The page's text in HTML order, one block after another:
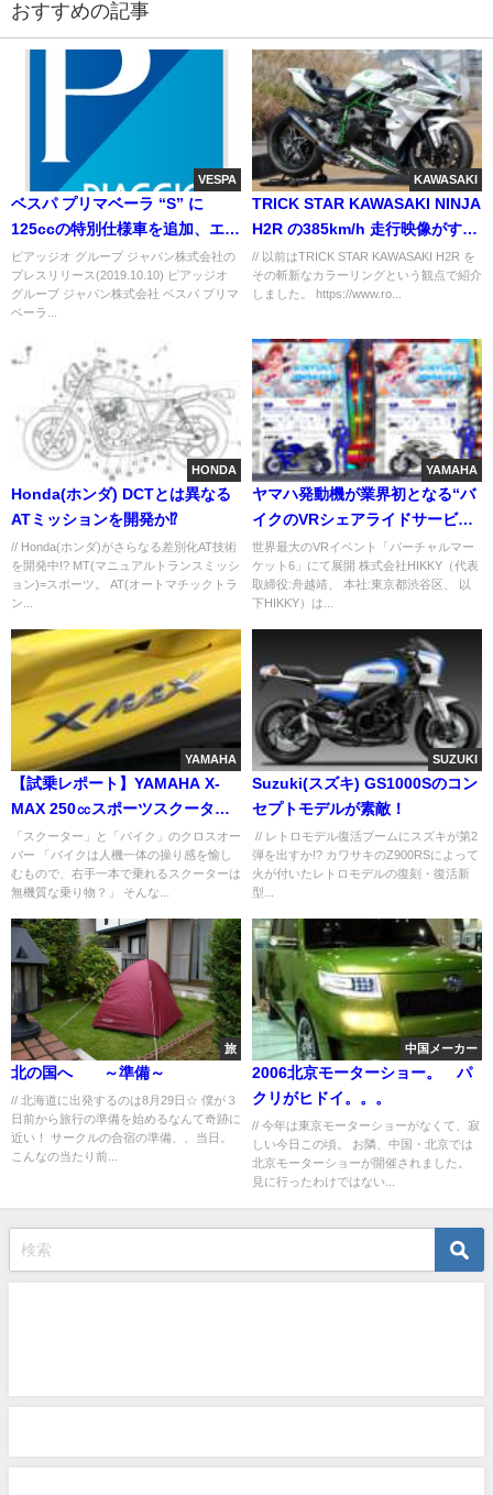
おすすめの記事
VESPA
ベスパ プリマベーラ “S” に
125ccの特別仕様車を追加、エレ
ガントでダイナミックなスポー
ティベスパ
ピアッジオ グループ ジャパン株式会社の
プレスリリース(2019.10.10) ピアッジオ
グループ ジャパン株式会社 ベスパ プリマ
ベーラ...
KAWASAKI
TRICK STAR KAWASAKI NINJA
H2R の385km/h 走行映像がすご
い。
// 以前はTRICK STAR KAWASAKI H2R を
その斬新なカラーリングという観点で紹介
しました。 https://www.ro...
HONDA
Honda(ホンダ) DCTとは異なる
ATミッションを開発か⁉
// Honda(ホンダ)がさらなる差別化AT技術
を開発中!? MT(マニュアルトランスミッシ
ョン)=スポーツ。 AT(オートマチックトラ
ン...
YAMAHA
ヤマハ発動機が業界初となる“バ
イクのVRシェアライドサービ
ス”を提供！
世界最大のVRイベント「バーチャルマー
ケット6」にて展開 株式会社HIKKY（代表
取締役:舟越靖、 本社:東京都渋谷区、 以
下HIKKY）は...
YAMAHA
【試乗レポート】YAMAHA X-
MAX 250㏄スポーツスクーター
に∞の可能性
「スクーター」と「バイク」のクロスオー
バー 「バイクは人機一体の操り感を愉し
むもので、右手一本で乗れるスクーターは
無機質な乗り物？」 そんな...
SUZUKI
Suzuki(スズキ) GS1000Sのコン
セプトモデルが素敵！
// レトロモデル復活ブームにスズキが第2
弾を出すか!? カワサキのZ900RSによって
火が付いたレトロモデルの復刻・復活新
型...
旅
北の国へ ～準備～
// 北海道に出発するのは8月29日☆ 僕が３
日前から旅行の準備を始めるなんて奇跡に
近い！ サークルの合宿の準備、、当日。
こんなの当たり前...
中国メーカー
2006北京モーターショー。 パ
クリがヒドイ。。。
// 今年は東京モーターショーがなくて、寂
しい今日この頃。 お隣、中国・北京では
北京モーターショーが開催されました。
見に行ったわけではない...